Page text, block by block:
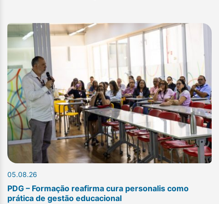
05.08.26
PDG – Formação reafirma cura personalis como
prática de gestão educacional